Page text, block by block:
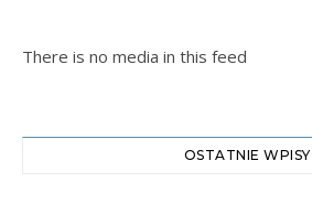
There is no media in this feed
OSTATNIE WPISY